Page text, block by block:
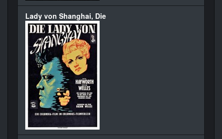
Lady von Shanghai, Die